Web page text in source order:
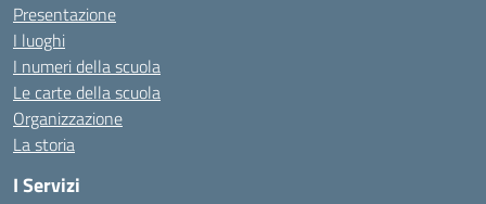
Presentazione
I luoghi
I numeri della scuola
Le carte della scuola
Organizzazione
La storia
I Servizi